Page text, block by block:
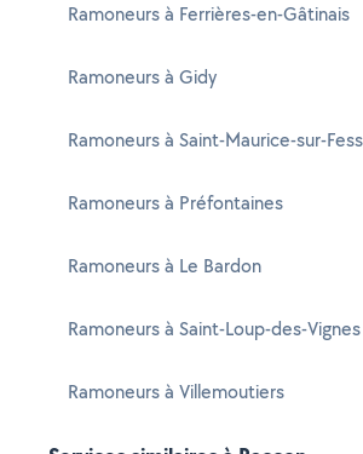
Ramoneurs à Ferrières-en-Gâtinais
Ramoneurs à Gidy
Ramoneurs à Saint-Maurice-sur-
Ramoneurs à Préfontaines
Ramoneurs à Le Bardon
Ramoneurs à Saint-Loup-des-Vignes
Ramoneurs à Villemoutiers